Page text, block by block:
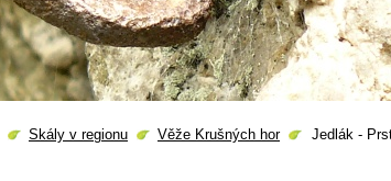
Skály v regionu Věže Krušných hor Jedlák -